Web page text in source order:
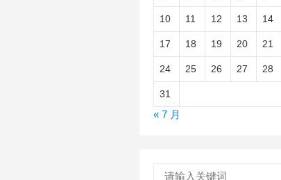
10 11 12 13 14
17 18 19 20 21
24 25 26 27 28
31
« 7 月